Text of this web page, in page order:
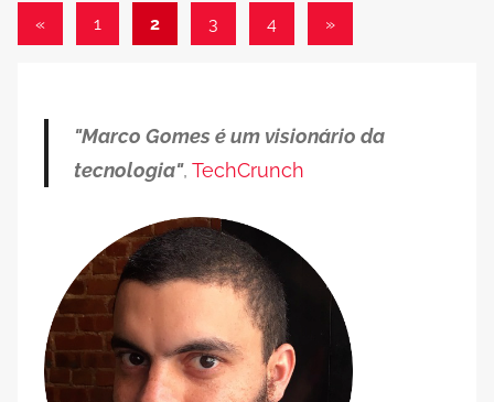
Paginação
«Post
1 2 3 4
Post
»
"Marco Gomes é um visionário da
tecnologia", TechCrunch